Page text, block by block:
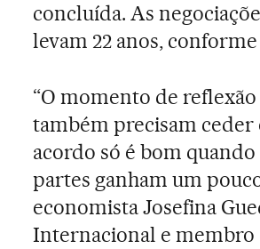
concluída. As
levam 22 anos,
“O momento de
também precisam ceder
acordo só é bom quando
partes ganham um
economista Josefina
Internacional e membro